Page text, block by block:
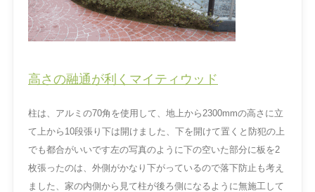
高さの融通が利くマイティウッド
柱は、アルミの70角を使用して、地上から2300mmの高さに立
て上から10段張り下は開けました、下を開けて置くと防犯の上
でも都合がいいです左の写真のように下の空いた部分に板を2
枚張ったのは、外側がかなり下がっているので落下防止も考え
ました、家の内側から見て柱が後ろ側になるように無施工して